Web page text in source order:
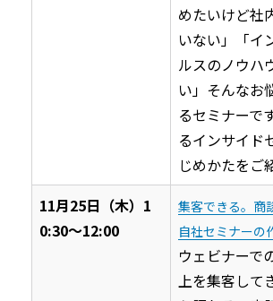
めたいけど社
いない」「イ
ルスのノウハ
い」そんなお
るセミナーで
るインサイド
じめかたをご
11月25日（木）1
0:30〜12:00
集客できる。商
自社セミナーの
ウェビナーで
上を集客して